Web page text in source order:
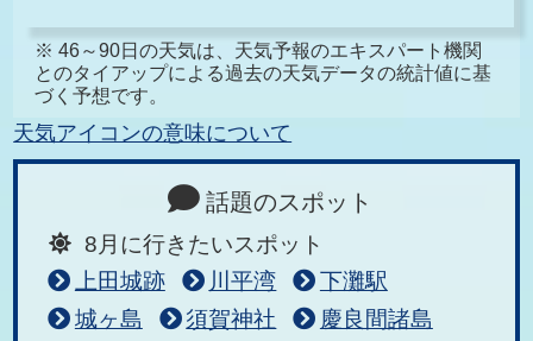
※ 46～90日の天気は、天気予報のエキスパート機関
とのタイアップによる過去の天気データの統計値に基
づく予想です。
天気アイコンの意味について
話題のスポット
8月に行きたいスポット
上田城跡
川平湾
下灘駅
城ヶ島
須賀神社
慶良間諸島